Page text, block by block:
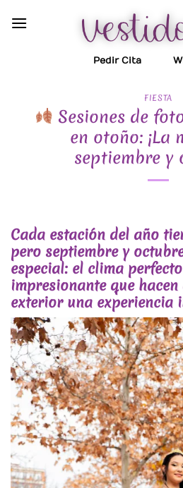
Pedir Cita
FIESTA
Sesiones de
en otoño: ¡La
septiembre y
Cada estación del año
pero septiembre y
especial: el clima
impresionante que
exterior una experiencia